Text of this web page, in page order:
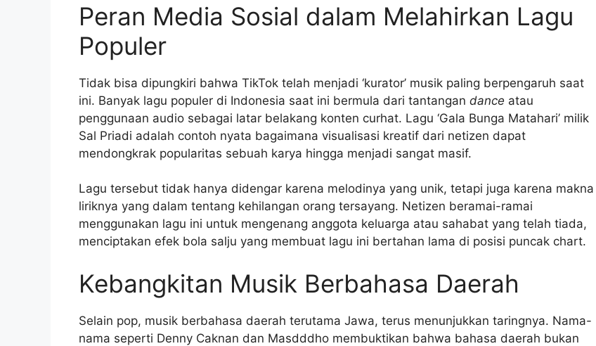
Peran Media Sosial dalam Melahirkan Lagu
Populer
Tidak bisa dipungkiri bahwa TikTok telah menjadi ‘kurator’ musik paling berpengaruh saat
ini. Banyak lagu populer di Indonesia saat ini bermula dari tantangan dance atau
penggunaan audio sebagai latar belakang konten curhat. Lagu ‘Gala Bunga Matahari’ milik
Sal Priadi adalah contoh nyata bagaimana visualisasi kreatif dari netizen dapat
mendongkrak popularitas sebuah karya hingga menjadi sangat masif.
Lagu tersebut tidak hanya didengar karena melodinya yang unik, tetapi juga karena makna
liriknya yang dalam tentang kehilangan orang tersayang. Netizen beramai-ramai
menggunakan lagu ini untuk mengenang anggota keluarga atau sahabat yang telah tiada,
menciptakan efek bola salju yang membuat lagu ini bertahan lama di posisi puncak chart.
Kebangkitan Musik Berbahasa Daerah
Selain pop, musik berbahasa daerah terutama Jawa, terus menunjukkan taringnya. Nama-
nama seperti Denny Caknan dan Masdddho membuktikan bahwa bahasa daerah bukan